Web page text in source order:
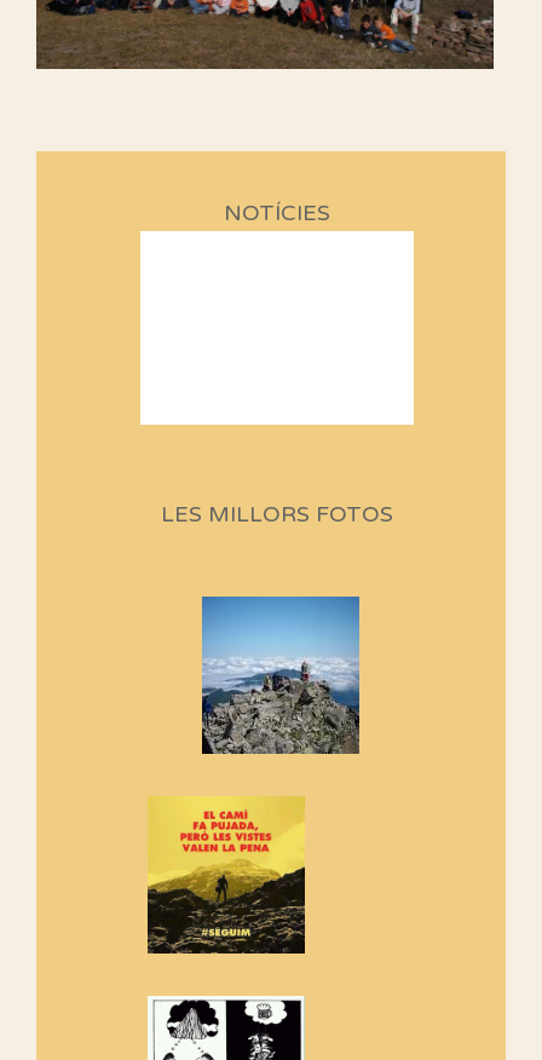
NOTÍCIES
programació d'aquest any
cosa hem de fer...
Els Centpeus signen el
Manifest a favor dels Camins
adhereix-te al manifest!
Rebem un diploma dels
Amics de Sant Aniol d'Aguja
Els Centpeus estem implicats
de l'entorn de Sant Aniol
LES MILLORS FOTOS